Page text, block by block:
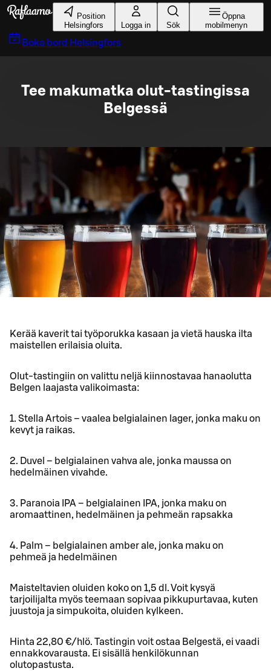
Gå till huvudinnehållet
Position
Helsingfors
Logga in Sök
Öppna
mobilmenyn
Boka bord Helsingfors
Tee makumatka olut-tastingissa
Belgessä
Kerää kaverit tai työporukka kasaan ja vietä hauska ilta
maistellen erilaisia oluita.
Olut-tastingiin on valittu neljä kiinnostavaa hanaolutta
Belgen laajasta valikoimasta:
1. Stella Artois – vaalea belgialainen lager, jonka maku on
kevyt ja raikas.
2. Duvel – belgialainen vahva ale, jonka maussa on
hedelmäinen vivahde.
3. Paranoia IPA – belgialainen IPA, jonka maku on
aromaattinen, hedelmäinen ja pehmeän rapsakka
4. Palm – belgialainen amber ale, jonka maku on
pehmeä ja hedelmäinen
Maisteltavien oluiden koko on 1,5 dl. Voit kysyä
tarjoilijalta myös teemaan sopivaa pikkupurtavaa, kuten
juustoja ja simpukoita, oluiden kylkeen.
Hinta 22,80 €/hlö. Tastingin voit ostaa Belgestä, ei vaadi
ennakkovarausta. Ei sisällä henkilökunnan
olutopastusta.